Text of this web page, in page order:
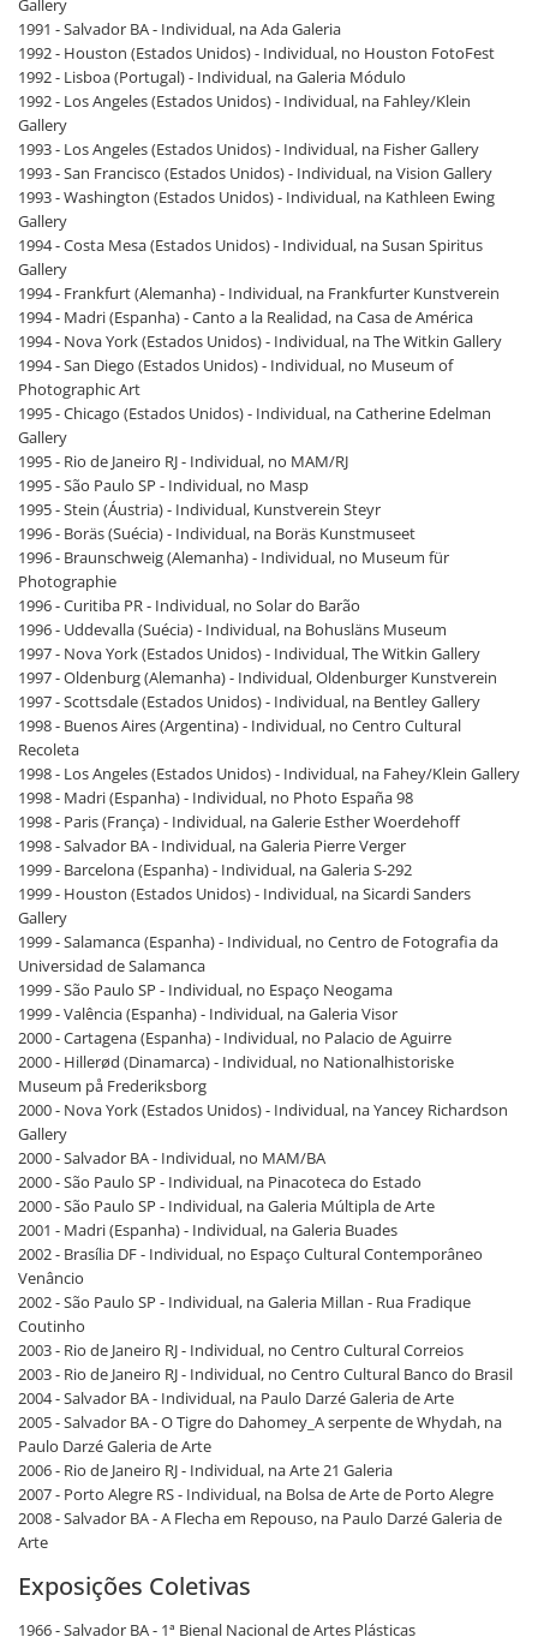
Gallery
1991 - Salvador BA - Individual, na Ada Galeria
1992 - Houston (Estados Unidos) - Individual, no Houston FotoFest
1992 - Lisboa (Portugal) - Individual, na Galeria Módulo
1992 - Los Angeles (Estados Unidos) - Individual, na Fahley/Klein
Gallery
1993 - Los Angeles (Estados Unidos) - Individual, na Fisher Gallery
1993 - San Francisco (Estados Unidos) - Individual, na Vision Gallery
1993 - Washington (Estados Unidos) - Individual, na Kathleen Ewing
Gallery
1994 - Costa Mesa (Estados Unidos) - Individual, na Susan Spiritus
Gallery
1994 - Frankfurt (Alemanha) - Individual, na Frankfurter Kunstverein
1994 - Madri (Espanha) - Canto a la Realidad, na Casa de América
1994 - Nova York (Estados Unidos) - Individual, na The Witkin Gallery
1994 - San Diego (Estados Unidos) - Individual, no Museum of
Photographic Art
1995 - Chicago (Estados Unidos) - Individual, na Catherine Edelman
Gallery
1995 - Rio de Janeiro RJ - Individual, no MAM/RJ
1995 - São Paulo SP - Individual, no Masp
1995 - Stein (Áustria) - Individual, Kunstverein Steyr
1996 - Boräs (Suécia) - Individual, na Boräs Kunstmuseet
1996 - Braunschweig (Alemanha) - Individual, no Museum für
Photographie
1996 - Curitiba PR - Individual, no Solar do Barão
1996 - Uddevalla (Suécia) - Individual, na Bohusläns Museum
1997 - Nova York (Estados Unidos) - Individual, The Witkin Gallery
1997 - Oldenburg (Alemanha) - Individual, Oldenburger Kunstverein
1997 - Scottsdale (Estados Unidos) - Individual, na Bentley Gallery
1998 - Buenos Aires (Argentina) - Individual, no Centro Cultural
Recoleta
1998 - Los Angeles (Estados Unidos) - Individual, na Fahey/Klein Gallery
1998 - Madri (Espanha) - Individual, no Photo España 98
1998 - Paris (França) - Individual, na Galerie Esther Woerdehoff
1998 - Salvador BA - Individual, na Galeria Pierre Verger
1999 - Barcelona (Espanha) - Individual, na Galeria S-292
1999 - Houston (Estados Unidos) - Individual, na Sicardi Sanders
Gallery
1999 - Salamanca (Espanha) - Individual, no Centro de Fotografia da
Universidad de Salamanca
1999 - São Paulo SP - Individual, no Espaço Neogama
1999 - Valência (Espanha) - Individual, na Galeria Visor
2000 - Cartagena (Espanha) - Individual, no Palacio de Aguirre
2000 - Hillerød (Dinamarca) - Individual, no Nationalhistoriske
Museum på Frederiksborg
2000 - Nova York (Estados Unidos) - Individual, na Yancey Richardson
Gallery
2000 - Salvador BA - Individual, no MAM/BA
2000 - São Paulo SP - Individual, na Pinacoteca do Estado
2000 - São Paulo SP - Individual, na Galeria Múltipla de Arte
2001 - Madri (Espanha) - Individual, na Galeria Buades
2002 - Brasília DF - Individual, no Espaço Cultural Contemporâneo
Venâncio
2002 - São Paulo SP - Individual, na Galeria Millan - Rua Fradique
Coutinho
2003 - Rio de Janeiro RJ - Individual, no Centro Cultural Correios
2003 - Rio de Janeiro RJ - Individual, no Centro Cultural Banco do Brasil
2004 - Salvador BA - Individual, na Paulo Darzé Galeria de Arte
2005 - Salvador BA - O Tigre do Dahomey_A serpente de Whydah, na
Paulo Darzé Galeria de Arte
2006 - Rio de Janeiro RJ - Individual, na Arte 21 Galeria
2007 - Porto Alegre RS - Individual, na Bolsa de Arte de Porto Alegre
2008 - Salvador BA - A Flecha em Repouso, na Paulo Darzé Galeria de
Arte
Exposições Coletivas
1966 - Salvador BA - 1ª Bienal Nacional de Artes Plásticas